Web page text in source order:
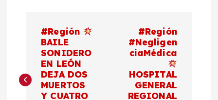
v
e
#Región
BAILE
SONIDERO
EN LEÓN
DEJA DOS
MUERTOS
Y CUATRO
#Región
#Negligen
ciaMédica
HOSPITAL
GENERAL
REGIONAL